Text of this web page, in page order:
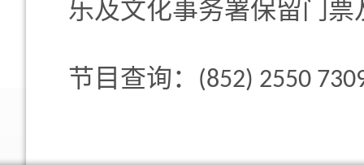
乐及文化事务署保留门
节目查询：(852) 2550